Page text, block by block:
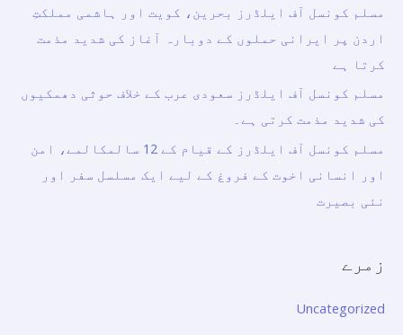
مسلم کونسل آف ایلڈرز بحرین، کویت اور ہاشمی مملکتِ
اردن پر ایرانی حملوں کے دوبارہ آغاز کی شدید مذمت
کرتا ہے
مسلم کونسل آف ایلڈرز سعودی عرب کے خلاف حوثی دھمکیوں
کی شدید مذمت کرتی ہے۔
مسلم کونسل آف ایلڈرز کے قیام کے 12 سالمکالمے، امن
اور انسانی اخوت کے فروغ کے لیے ایک مسلسل سفر اور
نئی بصیرت
زمرے
Uncategorized